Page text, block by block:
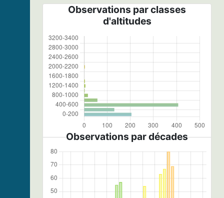
Observations par classes
d'altitudes
Observations par décades